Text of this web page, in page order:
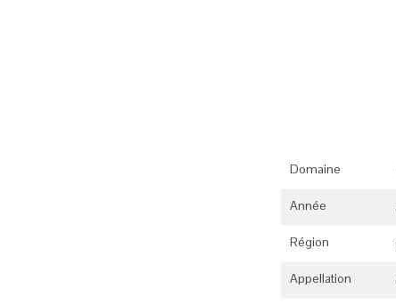
Domaine
Année
Région
Appellation